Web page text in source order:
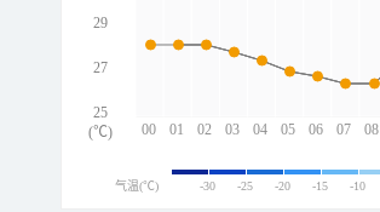
00 01 02 03 04 05 06 07 08
29
27
25
(℃)
气温(℃) -30 -25 -20 -15 -10